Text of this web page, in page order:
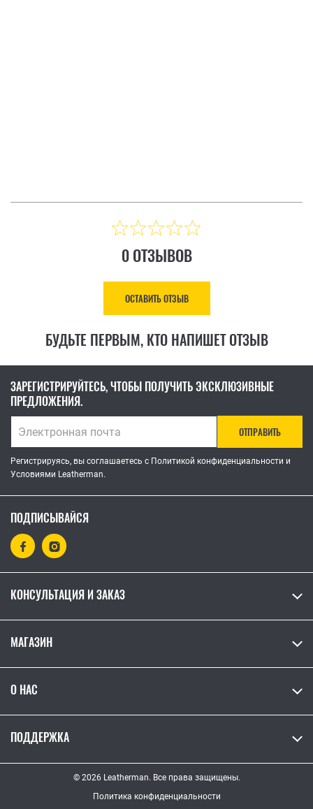
0 ОТЗЫВОВ
ОСТАВИТЬ ОТЗЫВ
БУДЬТЕ ПЕРВЫМ, КТО НАПИШЕТ ОТЗЫВ
ЗАРЕГИСТРИРУЙТЕСЬ, ЧТОБЫ ПОЛУЧИТЬ ЭКСКЛЮЗИВНЫЕ
ПРЕДЛОЖЕНИЯ.
ОТПРАВИТЬ
Регистрируясь, вы соглашаетесь с Политикой конфиденциальности и
Условиями Leatherman.
ПОДПИСЫВАЙСЯ
КОНСУЛЬТАЦИЯ И ЗАКАЗ
МАГАЗИН
О НАС
ПОДДЕРЖКА
© 2026 Leatherman. Все права защищены.
Политика конфиденциальности